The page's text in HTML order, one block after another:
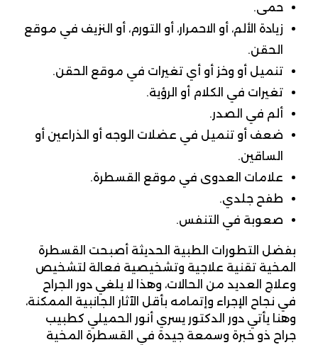
حمى.
زيادة الألم، أو الاحمرار، أو التورم، أو النزيف في موقع
الحقن.
تنميل أو وخز أو أي تغيرات في موقع الحقن.
تغيرات في الكلام أو الرؤية.
ألم في الصدر.
ضعف أو تنميل في عضلات الوجه أو الذراعين أو
الساقين.
علامات العدوى في موقع القسطرة.
طفح جلدي.
صعوبة في التنفس.
بفضل التطورات الطبية الحديثة أصبحت القسطرة
المخية تقنية علاجية وتشخيصية فعالة لتشخيص
وعلاج العديد من الحالات، وهذا لا يلغي دور الجراح
في نجاح الإجراء وإتمامه بأقل الآثار الجانبية الممكنة،
وهنا يأتي دور الدكتور يسري أنور الحميلي كطبيب
جراح ذو خبرة وسمعة جيدة في القسطرة المخية